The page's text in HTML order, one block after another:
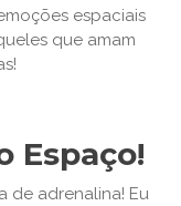
espaciais
que amam
Espaço!
de adrenalina! Eu